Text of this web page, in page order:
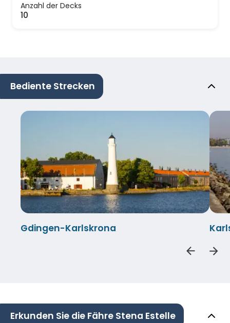
Anzahl der Decks
10
Bediente Strecken
Gdingen-Karlskrona
Erkunden Sie die Fähre Stena Estelle